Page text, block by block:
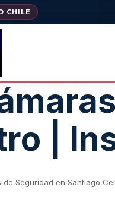
CHILE
|
de Seguridad en Santiago